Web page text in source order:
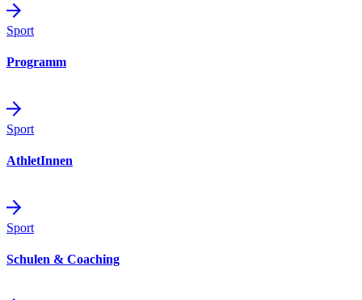
Sport
Programm
Sport
AthletInnen
Sport
Schulen & Coaching